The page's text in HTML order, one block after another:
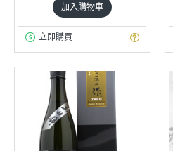
加入購物車
立即購買